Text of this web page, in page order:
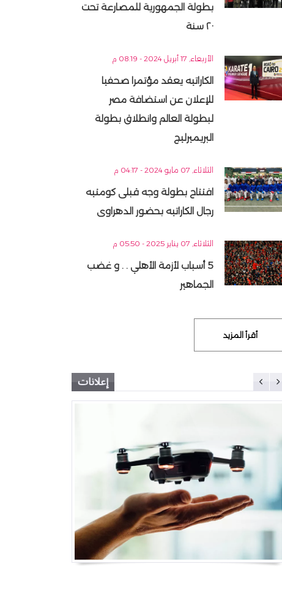
بطولة الجمهورية للمصارعة تحت
٢٠ سنة
الأربعاء, 17 أبريل 2024 - 08:19 م
الكاراتيه يعقد مؤتمرا صحفيا
للإعلان عن استضافة مصر
لبطولة العالم وانطلاق بطولة
البريميرليج
الثلاثاء, 07 مايو 2024 - 04:17 م
افتتاح بطولة وجه قبلى كومتيه
رجال الكاراتيه بحضور الدهراوى
الثلاثاء, 07 يناير 2025 - 05:50 م
5 أسباب لأزمة الأهلي . . و غضب
الجماهير
أقرأ المزيد
إعلانات